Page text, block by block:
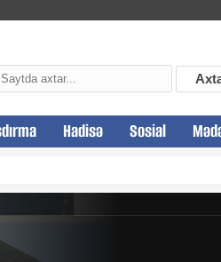
Hadisə Sosial